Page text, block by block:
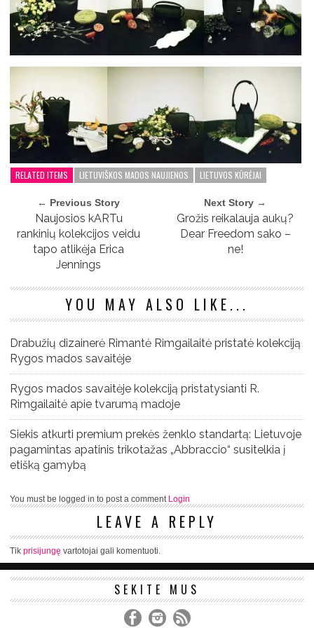
RELATED ITEMS LIETUVIŠKOS MADOS NAUJIENOS LIETUVOS KŪRĖJAI
← Previous Story
Naujosios kARTu
rankinių kolekcijos veidu
tapo atlikėja Erica
Jennings
Next Story →
Grožis reikalauja aukų?
Dear Freedom sako –
ne!
YOU MAY ALSO LIKE...
Drabužių dizainerė Rimantė Rimgailaitė pristatė kolekciją
Rygos mados savaitėje
Rygos mados savaitėje kolekciją pristatysianti R.
Rimgailaitė apie tvarumą madoje
Siekis atkurti premium prekės ženklo standartą: Lietuvoje
pagamintas apatinis trikotažas „Abbraccio“ susitelkia į
etišką gamybą
You must be logged in to post a comment Login
LEAVE A REPLY
Tik prisijungę vartotojai gali komentuoti.
SEKITE MUS